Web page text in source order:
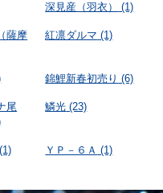
深見産（羽衣） (1)
薩摩
紅凛ダルマ (1)
錦鯉新春初売り (6)
尾
鱗光 (23)
(1) ＹＰ－６Ａ (1)